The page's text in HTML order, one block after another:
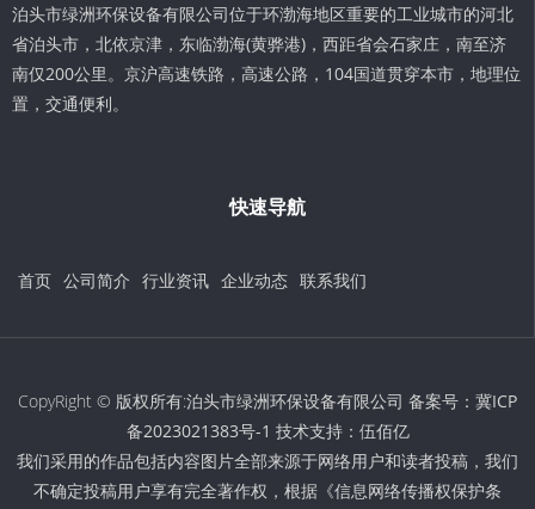
泊头市绿洲环保设备有限公司位于环渤海地区重要的工业城市的河北
省泊头市，北依京津，东临渤海(黄骅港)，西距省会石家庄，南至济
南仅200公里。京沪高速铁路，高速公路，104国道贯穿本市，地理位
置，交通便利。
快速导航
首页 公司简介 行业资讯 企业动态 联系我们
CopyRight © 版权所有:泊头市绿洲环保设备有限公司 备案号： 冀ICP
备2023021383号-1 技术支持： 伍佰亿
我们采用的作品包括内容图片全部来源于网络用户和读者投稿，我们
不确定投稿用户享有完全著作权，根据《信息网络传播权保护条